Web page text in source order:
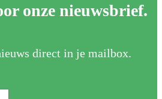
onze nieuwsbrief.
direct in je mailbox.